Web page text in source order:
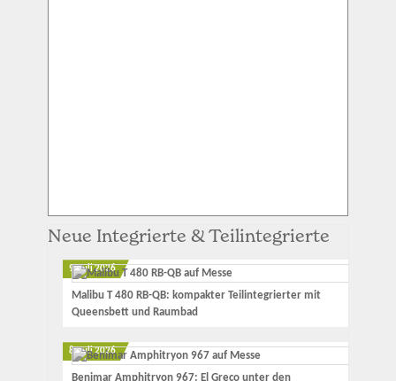
Neue Integrierte & Teilintegrierte
9. Juli 2026
Malibu T 480 RB-QB: kompakter Teilintegrierter mit
Queensbett und Raumbad
8. Juli 2026
Benimar Amphitryon 967: El Greco unter den